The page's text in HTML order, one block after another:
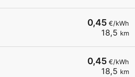
0,45 €/kWh
18,5 km
0,45 €/kWh
18,5 km